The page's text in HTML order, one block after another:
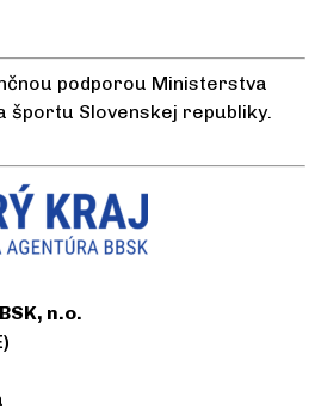
podporou Ministerstva
športu Slovenskej republiky.
n.o.